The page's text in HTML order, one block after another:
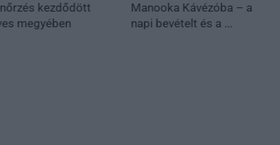
kezdődött
megyében
Manooka Kávézóba – a
napi bevételt és a ...